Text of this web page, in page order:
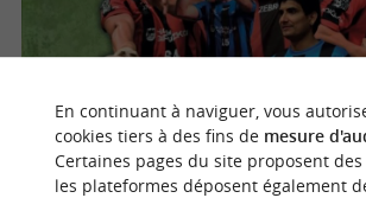
En continuant à naviguer, vous
cookies tiers à des fins de mesure
Certaines pages du site proposent des
les plateformes déposent également